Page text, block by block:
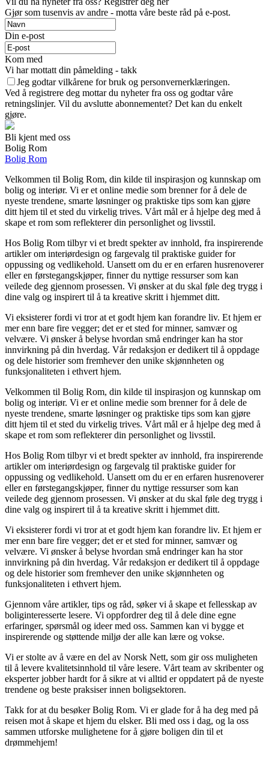
Gjør som tusenvis av andre - motta våre beste råd på e-post.
Din e-post
Kom med
Vi har mottatt din påmelding - takk
Jeg godtar vilkårene for bruk og personvernerklæringen.
Ved å registrere deg mottar du nyheter fra oss og godtar våre
retningslinjer. Vil du avslutte abonnementet? Det kan du enkelt
gjøre.
Bli kjent med oss
Bolig Rom
Bolig Rom
Velkommen til Bolig Rom, din kilde til inspirasjon og kunnskap om
bolig og interiør. Vi er et online medie som brenner for å dele de
nyeste trendene, smarte løsninger og praktiske tips som kan gjøre
ditt hjem til et sted du virkelig trives. Vårt mål er å hjelpe deg med å
skape et rom som reflekterer din personlighet og livsstil.
Hos Bolig Rom tilbyr vi et bredt spekter av innhold, fra inspirerende
artikler om interiørdesign og fargevalg til praktiske guider for
oppussing og vedlikehold. Uansett om du er en erfaren husrenoverer
eller en førstegangskjøper, finner du nyttige ressurser som kan
veilede deg gjennom prosessen. Vi ønsker at du skal føle deg trygg i
dine valg og inspirert til å ta kreative skritt i hjemmet ditt.
Vi eksisterer fordi vi tror at et godt hjem kan forandre liv. Et hjem er
mer enn bare fire vegger; det er et sted for minner, samvær og
velvære. Vi ønsker å belyse hvordan små endringer kan ha stor
innvirkning på din hverdag. Vår redaksjon er dedikert til å oppdage
og dele historier som fremhever den unike skjønnheten og
funksjonaliteten i ethvert hjem.
Velkommen til Bolig Rom, din kilde til inspirasjon og kunnskap om
bolig og interiør. Vi er et online medie som brenner for å dele de
nyeste trendene, smarte løsninger og praktiske tips som kan gjøre
ditt hjem til et sted du virkelig trives. Vårt mål er å hjelpe deg med å
skape et rom som reflekterer din personlighet og livsstil.
Hos Bolig Rom tilbyr vi et bredt spekter av innhold, fra inspirerende
artikler om interiørdesign og fargevalg til praktiske guider for
oppussing og vedlikehold. Uansett om du er en erfaren husrenoverer
eller en førstegangskjøper, finner du nyttige ressurser som kan
veilede deg gjennom prosessen. Vi ønsker at du skal føle deg trygg i
dine valg og inspirert til å ta kreative skritt i hjemmet ditt.
Vi eksisterer fordi vi tror at et godt hjem kan forandre liv. Et hjem er
mer enn bare fire vegger; det er et sted for minner, samvær og
velvære. Vi ønsker å belyse hvordan små endringer kan ha stor
innvirkning på din hverdag. Vår redaksjon er dedikert til å oppdage
og dele historier som fremhever den unike skjønnheten og
funksjonaliteten i ethvert hjem.
Gjennom våre artikler, tips og råd, søker vi å skape et fellesskap av
boliginteresserte lesere. Vi oppfordrer deg til å dele dine egne
erfaringer, spørsmål og ideer med oss. Sammen kan vi bygge et
inspirerende og støttende miljø der alle kan lære og vokse.
Vi er stolte av å være en del av Norsk Nett, som gir oss muligheten
til å levere kvalitetsinnhold til våre lesere. Vårt team av skribenter og
eksperter jobber hardt for å sikre at vi alltid er oppdatert på de nyeste
trendene og beste praksiser innen boligsektoren.
Takk for at du besøker Bolig Rom. Vi er glade for å ha deg med på
reisen mot å skape et hjem du elsker. Bli med oss i dag, og la oss
sammen utforske mulighetene for å gjøre boligen din til et
drømmehjem!